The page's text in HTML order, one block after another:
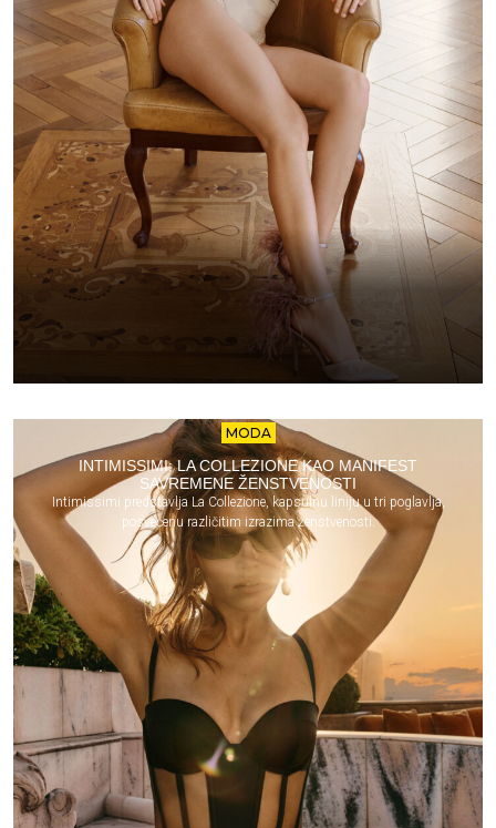
MODA
INTIMISSIMI: LA COLLEZIONE KAO MANIFEST
SAVREMENE ŽENSTVENOSTI
Intimissimi predstavlja La Collezione, kapsulnu liniju u tri poglavlja,
posvećenu različitim izrazima ženstvenosti.